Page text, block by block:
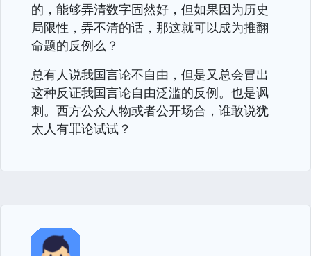
的，能够弄清数字固然好，但如果因为历史
局限性，弄不清的话，那这就可以成为推翻
命题的反例么？
总有人说我国言论不自由，但是又总会冒出
这种反证我国言论自由泛滥的反例。也是讽
刺。西方公众人物或者公开场合，谁敢说犹
太人有罪论试试？